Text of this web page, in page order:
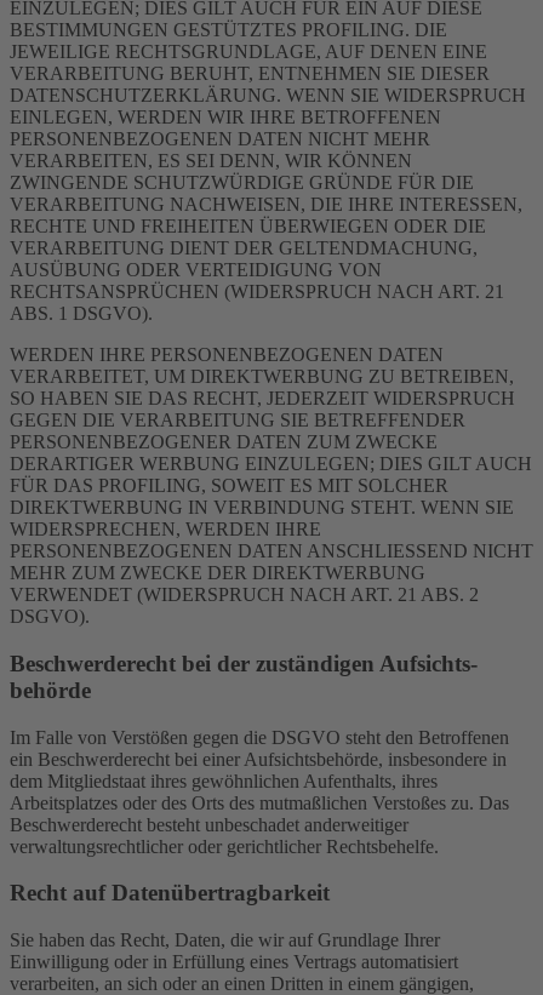
EINZULEGEN; DIES GILT AUCH FÜR EIN AUF DIESE
BESTIMMUNGEN GESTÜTZTES PROFILING. DIE
JEWEILIGE RECHTSGRUNDLAGE, AUF DENEN EINE
VERARBEITUNG BERUHT, ENTNEHMEN SIE DIESER
DATENSCHUTZERKLÄRUNG. WENN SIE WIDERSPRUCH
EINLEGEN, WERDEN WIR IHRE BETROFFENEN
PERSONENBEZOGENEN DATEN NICHT MEHR
VERARBEITEN, ES SEI DENN, WIR KÖNNEN
ZWINGENDE SCHUTZWÜRDIGE GRÜNDE FÜR DIE
VERARBEITUNG NACHWEISEN, DIE IHRE INTERESSEN,
RECHTE UND FREIHEITEN ÜBERWIEGEN ODER DIE
VERARBEITUNG DIENT DER GELTENDMACHUNG,
AUSÜBUNG ODER VERTEIDIGUNG VON
RECHTSANSPRÜCHEN (WIDERSPRUCH NACH ART. 21
ABS. 1 DSGVO).
WERDEN IHRE PERSONENBEZOGENEN DATEN
VERARBEITET, UM DIREKTWERBUNG ZU BETREIBEN,
SO HABEN SIE DAS RECHT, JEDERZEIT WIDERSPRUCH
GEGEN DIE VERARBEITUNG SIE BETREFFENDER
PERSONENBEZOGENER DATEN ZUM ZWECKE
DERARTIGER WERBUNG EINZULEGEN; DIES GILT AUCH
FÜR DAS PROFILING, SOWEIT ES MIT SOLCHER
DIREKTWERBUNG IN VERBINDUNG STEHT. WENN SIE
WIDERSPRECHEN, WERDEN IHRE
PERSONENBEZOGENEN DATEN ANSCHLIESSEND NICHT
MEHR ZUM ZWECKE DER DIREKTWERBUNG
VERWENDET (WIDERSPRUCH NACH ART. 21 ABS. 2
DSGVO).
Beschwerde­recht bei der zuständigen Aufsichts­
behörde
Im Falle von Verstößen gegen die DSGVO steht den Betroffenen
ein Beschwerderecht bei einer Aufsichtsbehörde, insbesondere in
dem Mitgliedstaat ihres gewöhnlichen Aufenthalts, ihres
Arbeitsplatzes oder des Orts des mutmaßlichen Verstoßes zu. Das
Beschwerderecht besteht unbeschadet anderweitiger
verwaltungsrechtlicher oder gerichtlicher Rechtsbehelfe.
Recht auf Daten­übertrag­barkeit
Sie haben das Recht, Daten, die wir auf Grundlage Ihrer
Einwilligung oder in Erfüllung eines Vertrags automatisiert
verarbeiten, an sich oder an einen Dritten in einem gängigen,